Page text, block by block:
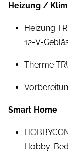
Heizung /
Heizung
12-V-
Therme
Smart Home
Hobby-